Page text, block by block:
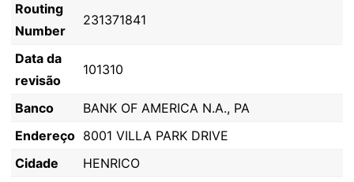
Routing
Number
231371841
Data da
revisão
101310
Banco
BANK OF AMERICA N.A., PA
Endereço 8001 VILLA PARK DRIVE
Cidade
HENRICO